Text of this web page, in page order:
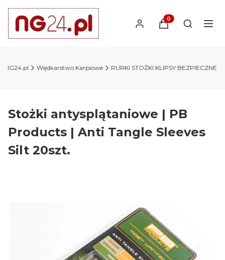
Produkty w
Otwórz
NG24.pl Wędkarstwo Karpiowe RURKI STOŻKI KLIPSY BEZPIECZNE
Stożki antysplątaniowe | PB
Products | Anti Tangle Sleeves
Silt 20szt.